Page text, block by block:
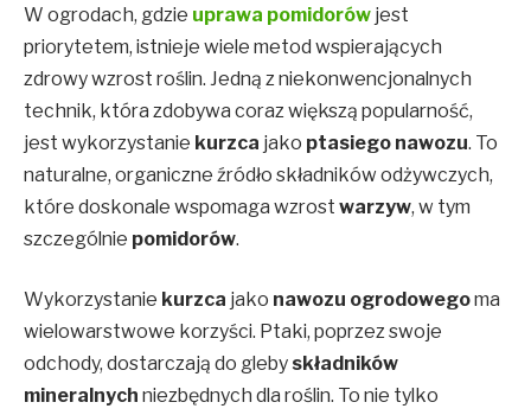
W ogrodach, gdzie uprawa pomidorów jest
priorytetem, istnieje wiele metod wspierających
zdrowy wzrost roślin. Jedną z niekonwencjonalnych
technik, która zdobywa coraz większą popularność,
jest wykorzystanie kurzca jako ptasiego nawozu. To
naturalne, organiczne źródło składników odżywczych,
które doskonale wspomaga wzrost warzyw, w tym
szczególnie pomidorów.
Wykorzystanie kurzca jako nawozu ogrodowegoma
wielowarstwowe korzyści. Ptaki, poprzez swoje
odchody, dostarczają do gleby składników
mineralnych niezbędnych dla roślin. To nie tylko